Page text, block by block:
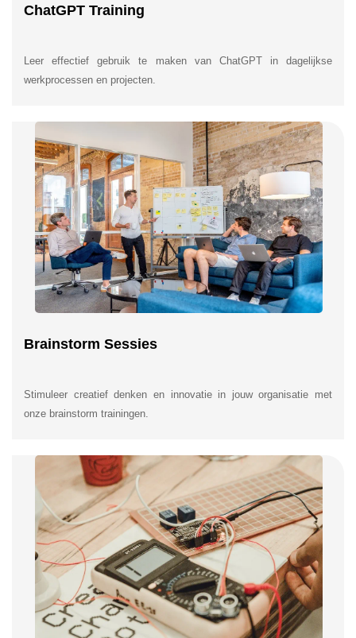
ChatGPT Training
Leer effectief gebruik te maken van ChatGPT in dagelijkse
werkprocessen en projecten.
Brainstorm Sessies
Stimuleer creatief denken en innovatie in jouw organisatie met
onze brainstorm trainingen.